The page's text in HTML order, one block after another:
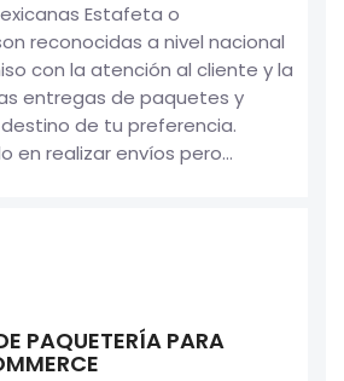
Estafeta o
reconocidas a nivel nacional
con la atención al cliente y la
entregas de paquetes y
de tu preferencia.
en realizar envíos pero...
PAQUETERÍA PARA